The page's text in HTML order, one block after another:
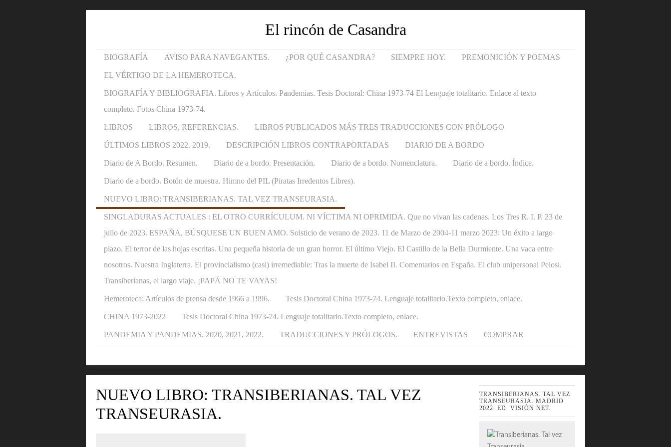
El rincón de Casandra
BIOGRAFÍA AVISO PARA NAVEGANTES. ¿POR QUÉ CASANDRA? SIEMPRE HOY. PREMONICIÓN Y POEMAS
EL VÉRTIGO DE LA HEMEROTECA.
BIOGRAFÍA Y BIBLIOGRAFIA. Libros y Artículos. Pandemias. Tesis Doctoral: China 1973-74 El Lenguaje totalitario. Enlace al texto
completo. Fotos China 1973-74.
LIBROS LIBROS, REFERENCIAS. LIBROS PUBLICADOS MÁS TRES TRADUCCIONES CON PRÓLOGO
ÚLTIMOS LIBROS 2022. 2019. DESCRIPCIÓN LIBROS CONTRAPORTADAS DIARIO DE A BORDO
Diario de A Bordo. Resumen. Diario de a bordo. Presentación. Diario de a bordo. Nomenclatura. Diario de a bordo. Índice.
Diario de a bordo. Botón de muestra. Himno del PIL (Piratas Irredentos Libres).
NUEVO LIBRO: TRANSIBERIANAS. TAL VEZ TRANSEURASIA.
SINGLADURAS ACTUALES : EL OTRO CURRÍCULUM. NI VÍCTIMA NI OPRIMIDA. Que no vivan las cadenas. Los Tres R. I. P. 23 de
julio de 2023. ESPAÑA, BÚSQUESE UN BUEN AMO. Solsticio de verano de 2023. 11 de Marzo de 2004-11 marzo 2023: Un éxito a largo
plazo. El terror de las hojas escritas. Una pequeña historia de un gran horror. El último Viejo. El Castillo de la Bella Durmiente. Una vaca entre
nosotros. Nuestra Inglaterra. El provincialismo (casi) irremediable: Tras la muerte de Isabel II. Comentarios en España. El club unipersonal Pelosi.
Transiberianas, el largo viaje. ¡PAPÁ NO TE VAYAS!
Hemeroteca: Artículos de prensa desde 1966 a 1996. Tesis Doctoral China 1973-74. Lenguaje totalitario.Texto completo, enlace.
CHINA 1973-2022 Tesis Doctoral China 1973-74. Lenguaje totalitario.Texto completo, enlace.
PANDEMIA Y PANDEMIAS. 2020, 2021, 2022. TRADUCCIONES Y PRÓLOGOS. ENTREVISTAS COMPRAR
NUEVO LIBRO: TRANSIBERIANAS. TAL VEZ
TRANSEURASIA.
TRANSIBERIANAS. TAL VEZ
TRANSEURASIA. MADRID
2022. ED. VISIÓN NET.